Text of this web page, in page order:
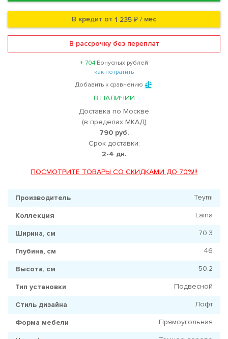
В кредит от 1 235 ₽ / мес
В рассрочку без переплат
+ 704 Бонусных рублей
как потратить
Добавить к сравнению
В НАЛИЧИИ
Доставка по Москве
(в пределах МКАД)
790 руб.
Срок доставки:
2-4 дн.
ПОСМОТРИТЕ ТОВАРЫ СО СКИДКАМИ ДО 70%!!!
Производитель Teymi
Коллекция Laina
Ширина, см 70.3
Глубина, см 46
Высота, см 50.2
Тип установки Подвесной
Стиль дизайна Лофт
Форма мебели Прямоугольная